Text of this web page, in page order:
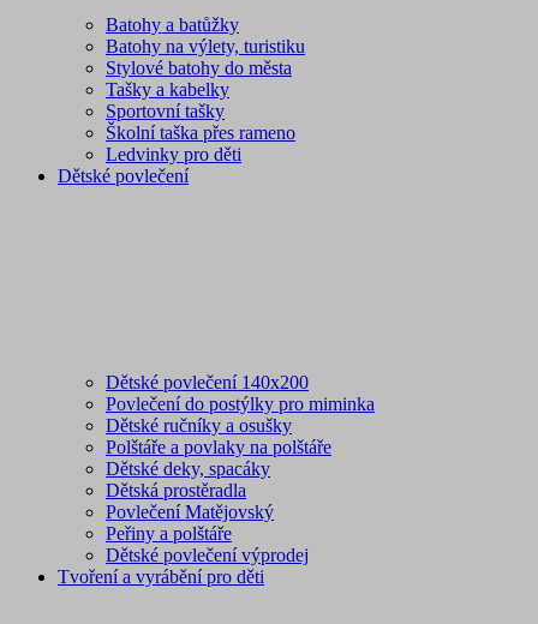
Batohy a batůžky
Batohy na výlety, turistiku
Stylové batohy do města
Tašky a kabelky
Sportovní tašky
Školní taška přes rameno
Ledvinky pro děti
Dětské povlečení
Dětské povlečení 140x200
Povlečení do postýlky pro miminka
Dětské ručníky a osušky
Polštáře a povlaky na polštáře
Dětské deky, spacáky
Dětská prostěradla
Povlečení Matějovský
Peřiny a polštáře
Dětské povlečení výprodej
Tvoření a vyrábění pro děti